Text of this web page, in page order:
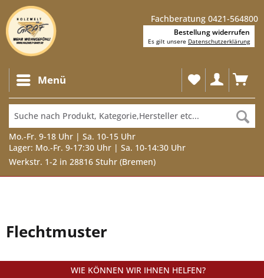
Fachberatung 0421-564800
Menü
Mo.-Fr. 9-18 Uhr | Sa. 10-15 Uhr
Lager: Mo.-Fr. 9-17:30 Uhr | Sa. 10-14:30 Uhr
Werkstr. 1-2 in 28816 Stuhr (Bremen)
Flechtmuster
WIE KÖNNEN WIR IHNEN HELFEN?
Bestellung widerrufen
Es gilt unsere Datenschutzerklärung